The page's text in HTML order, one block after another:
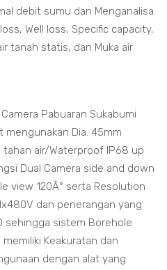
debit sumu dan Menganalisa
Well loss, Specific capacity,
tanah statis, dan Muka air
Pabuaran Sukabumi
mengunakan Dia. 45mm
air/Waterproof IP68 up
Dual Camera side and down
view 120Â° serta Resolution
dan penerangan yang
sehingga sistem Borehole
Keakuratan dan
dengan alat yang